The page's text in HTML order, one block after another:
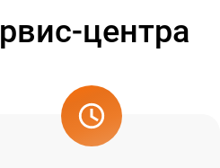
центра